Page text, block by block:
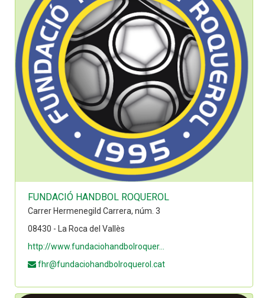
FUNDACIÓ HANDBOL ROQUEROL
Carrer Hermenegild Carrera, núm. 3
08430 - La Roca del Vallès
http://www.fundaciohandbolroquer...
fhr@fundaciohandbolroquerol.cat